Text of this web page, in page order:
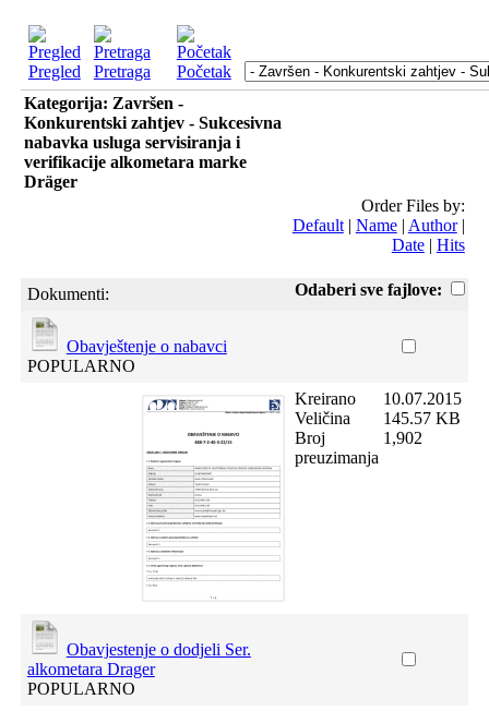
Pregled Pretraga
Početak
Kategorija: Završen -
Konkurentski zahtjev - Sukcesivna
nabavka usluga servisiranja i
verifikacije alkometara marke
Dräger
Order Files by:
Default| Name| Author|
Date| Hits
Odaberi sve fajlove:
Dokumenti:
Obavještenje o nabavci
POPULARNO
Kreirano
Veličina
Broj
preuzimanja
10.07.2015
145.57 KB
1,902
Obavjestenje o dodjeli Ser.
alkometara Drager
POPULARNO